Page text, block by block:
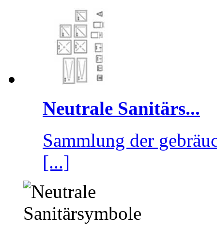
Neutrale Sanitärs...
Sammlung der
[...]